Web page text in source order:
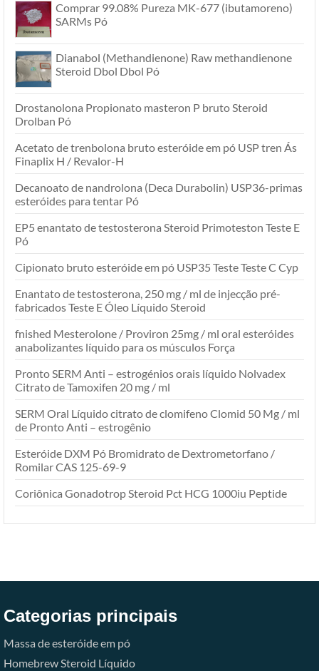
Comprar 99.08% Pureza MK-677 (ibutamoreno)
SARMs Pó
Dianabol (Methandienone) Raw methandienone
Steroid Dbol Dbol Pó
Drostanolona Propionato masteron P bruto Steroid
Drolban Pó
Acetato de trenbolona bruto esteróide em pó USP tren Ás
Finaplix H / Revalor-H
Decanoato de nandrolona (Deca Durabolin) USP36-primas
esteróides para tentar Pó
EP5 enantato de testosterona Steroid Primoteston Teste E
Pó
Cipionato bruto esteróide em pó USP35 Teste Teste C Cyp
Enantato de testosterona, 250 mg / ml de injecção pré-
fabricados Teste E Óleo Líquido Steroid
fnished Mesterolone / Proviron 25mg / ml oral esteróides
anabolizantes líquido para os músculos Força
Pronto SERM Anti – estrogénios orais líquido Nolvadex
Citrato de Tamoxifen 20 mg / ml
SERM Oral Líquido citrato de clomifeno Clomid 50 Mg / ml
de Pronto Anti – estrogênio
Esteróide DXM Pó Bromidrato de Dextrometorfano /
Romilar CAS 125-69-9
Coriônica Gonadotrop Steroid Pct HCG 1000iu Peptide
Categorias principais
Massa de esteróide em pó
Homebrew Steroid Líquido